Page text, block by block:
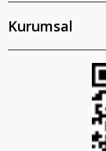
Kurumsal